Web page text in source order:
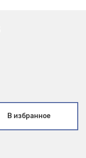
В избранное